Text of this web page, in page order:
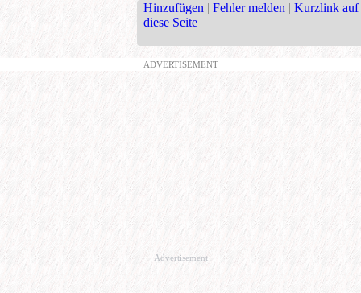
Hinzufügen | Fehler melden | Kurzlink auf
diese Seite
ADVERTISEMENT
Advertisement